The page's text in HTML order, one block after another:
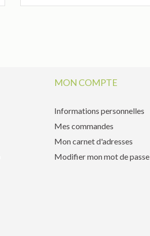
MON COMPTE
Informations personnelles
Mes commandes
Mon carnet d'adresses
Modifier mon mot de passe